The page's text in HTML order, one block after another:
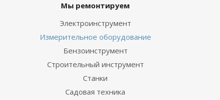
Мы ремонтируем
Электроинструмент
Измерительное оборудование
Бензоинструмент
Строительный инструмент
Станки
Садовая техника